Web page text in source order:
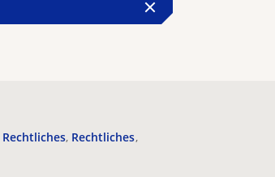
Rechtliches Rechtliches